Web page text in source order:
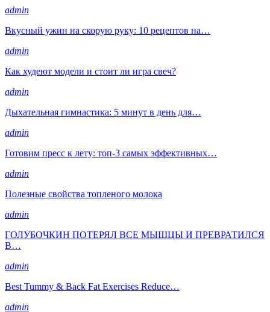
admin
Вкусный ужин на скорую руку: 10 рецептов на…
admin
Как худеют модели и стоит ли игра свеч?
admin
Дыхательная гимнастика: 5 минут в день для…
admin
Готовим пресс к лету: топ-3 самых эффективных…
admin
Полезные свойства топленого молока
admin
ГОЛУБОЧКИН ПОТЕРЯЛ ВСЕ МЫШЦЫ И ПРЕВРАТИЛСЯ
В…
admin
Best Tummy & Back Fat Exercises Reduce…
admin